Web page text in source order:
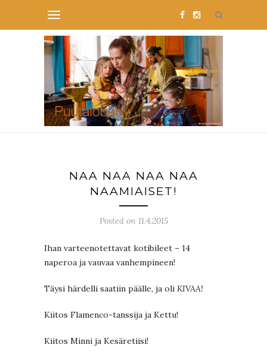
NAA NAA NAA NAA
NAAMIAISET!
Posted on 11.4.2015
Ihan varteenotettavat kotibileet – 14
naperoa ja vauvaa vanhempineen!
Täysi härdelli saatiin päälle, ja oli KIVAA!
Kiitos Flamenco-tanssija ja Kettu!
Kiitos Minni ja Kesäretiisi!